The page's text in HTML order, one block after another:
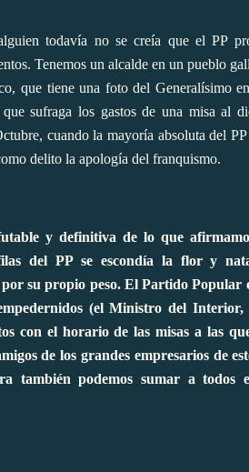
todavía no se creía que el PP
Tenemos un alcalde en un pueblo
que tiene una foto del Generalísimo
sufraga los gastos de una misa al
cuando la mayoría absoluta del
delito la apología del franquismo.
y definitiva de lo que
del PP se escondía la flor y
su propio peso. El Partido Popular
(el Ministro del Interior,
con el horario de las misas a las
de los grandes empresarios de
también podemos sumar a todos